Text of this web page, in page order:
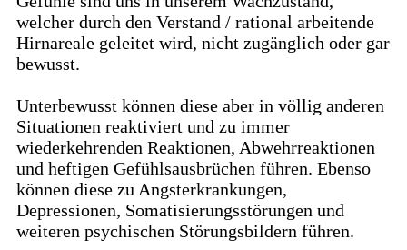
welcher durch den Verstand / rational arbeitende
Hirnareale geleitet wird, nicht zugänglich oder gar
bewusst.
Unterbewusst können diese aber in völlig anderen
Situationen reaktiviert und zu immer
wiederkehrenden Reaktionen, Abwehrreaktionen
und heftigen Gefühlsausbrüchen führen. Ebenso
können diese zu Angsterkrankungen,
Depressionen, Somatisierungsstörungen und
weiteren psychischen Störungsbildern führen.